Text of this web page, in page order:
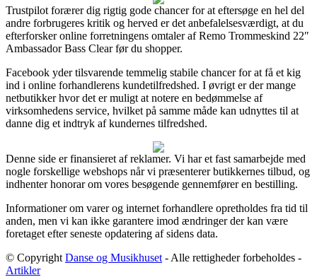
Trustpilot forærer dig rigtig gode chancer for at eftersøge en hel del
andre forbrugeres kritik og herved er det anbefalelsesværdigt, at du
efterforsker online forretningens omtaler af Remo Trommeskind 22″
Ambassador Bass Clear før du shopper.
Facebook yder tilsvarende temmelig stabile chancer for at få et kig
ind i online forhandlerens kundetilfredshed. I øvrigt er der mange
netbutikker hvor det er muligt at notere en bedømmelse af
virksomhedens service, hvilket på samme måde kan udnyttes til at
danne dig et indtryk af kundernes tilfredshed.
Denne side er finansieret af reklamer. Vi har et fast samarbejde med
nogle forskellige webshops når vi præsenterer butikkernes tilbud, og
indhenter honorar om vores besøgende gennemfører en bestilling.
Informationer om varer og internet forhandlere opretholdes fra tid til
anden, men vi kan ikke garantere imod ændringer der kan være
foretaget efter seneste opdatering af sidens data.
© Copyright Danse og Musikhuset - Alle rettigheder forbeholdes -
Artikler